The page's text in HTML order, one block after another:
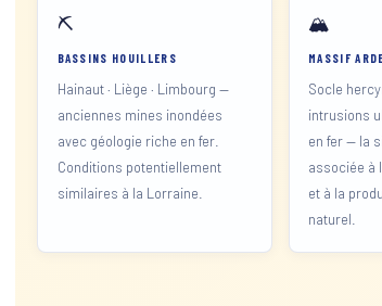
⛏️
BASSINS HOUILLERS
Hainaut · Liège · Limbourg —
anciennes mines inondées
avec géologie riche en fer.
Conditions potentiellement
similaires à la Lorraine.
🏔️
MASSIF
Socle
intrusions
en fer — la
associée à
et à la
naturel.